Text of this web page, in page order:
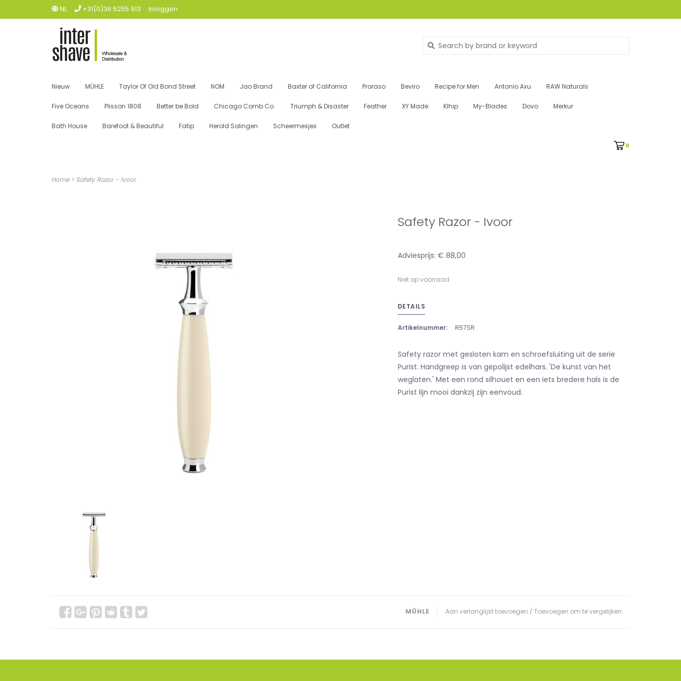
NL +31(0)36 5255 913 Inloggen
Nieuw MÜHLE Taylor Of Old Bond Street NOM Jao Brand Baxter of California Proraso Beviro Recipe for Men Antonio Axu RAW Naturals
Five Oceans Plisson 1808 Better be Bold Chicago Comb Co. Triumph & Disaster Feather XY Made Klhip My-Blades Dovo Merkur
Bath House Barefoot & Beautiful Fatip Herold Solingen Scheermesjes Outlet
0
Home > Safety Razor - Ivoor
Safety Razor - Ivoor
Adviesprijs: € 88,00
Niet op voorraad
DETAILS
Artikelnummer: R57SR
Safety razor met gesloten kam en schroefsluiting uit de serie
Purist. Handgreep is van gepolijst edelhars. 'De kunst van het
weglaten.' Met een rond silhouet en een iets bredere hals is de
Purist lijn mooi dankzij zijn eenvoud.
Aan verlanglijst toevoegen / Toevoegen om te vergelijken
MÜHLE